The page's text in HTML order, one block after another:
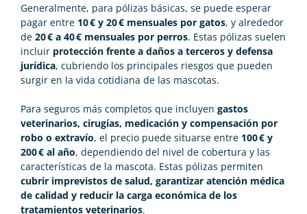
Generalmente, para pólizas básicas, se puede esperar
pagar entre 10 € y 20 € mensuales por gatos, y alrededor
de 20 € a 40 € mensuales por perros. Estas pólizas suelen
incluir protección frente a daños a terceros y defensa
jurídica, cubriendo los principales riesgos que pueden
surgir en la vida cotidiana de las mascotas.
Para seguros más completos que incluyen gastos
veterinarios, cirugías, medicación y compensación por
robo o extravío, el precio puede situarse entre 100 € y
200 € al año, dependiendo del nivel de cobertura y las
características de la mascota. Estas pólizas permiten
cubrir imprevistos de salud, garantizar atención médica
de calidad y reducir la carga económica de los
tratamientos veterinarios.